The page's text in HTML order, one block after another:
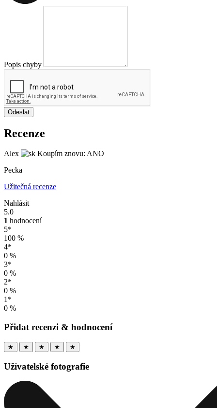
Popis chyby
Odeslat
Recenze
Alex
Koupím znovu: ANO
Pecka
Užitečná recenze
Nahlásit
5.0
1 hodnocení
5*
100 %
4*
0 %
3*
0 %
2*
0 %
1*
0 %
Přidat recenzi & hodnocení
★ ★ ★ ★ ★
Užívatelské fotografie